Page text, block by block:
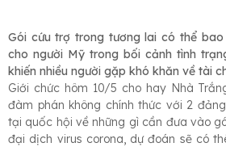
Gói cứu trợ trong tương lai có thể
cho người Mỹ trong bối cảnh tình
khiến nhiều người gặp khó khăn về tài
Giới chức hôm 10/5 cho hay Nhà
đàm phán không chính thức với 2
tại quốc hội về những gì cần đưa vào
đại dịch virus corona, dự đoán sẽ có